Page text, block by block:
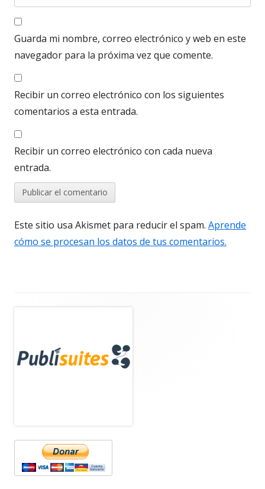
Guarda mi nombre, correo electrónico y web en este
navegador para la próxima vez que comente.
Recibir un correo electrónico con los siguientes
comentarios a esta entrada.
Recibir un correo electrónico con cada nueva
entrada.
Este sitio usa Akismet para reducir el spam. Aprende
cómo se procesan los datos de tus comentarios.
lateral
principal